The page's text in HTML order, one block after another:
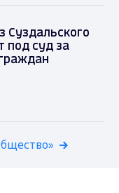
Суздальского
под суд за